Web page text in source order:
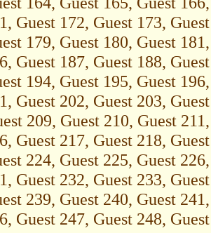
Guest 172, Guest 173,
179, Guest 180, Guest
Guest 187, Guest 188,
194, Guest 195, Guest
Guest 202, Guest 203,
209, Guest 210, Guest
Guest 217, Guest 218,
224, Guest 225, Guest
Guest 232, Guest 233,
239, Guest 240, Guest
Guest 247, Guest 248,